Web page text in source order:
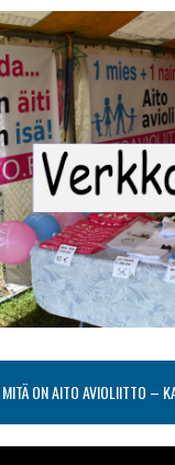
MITÄ ON AITO AVIOLIITTO –